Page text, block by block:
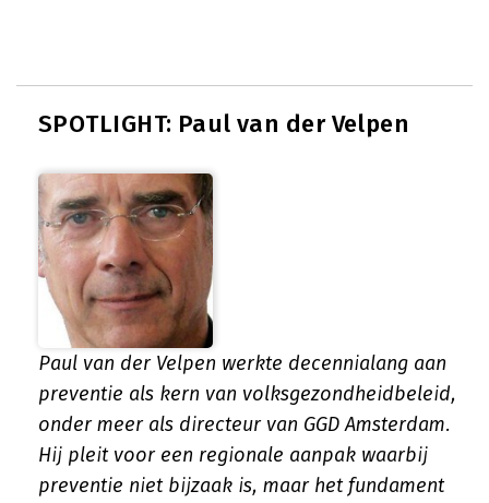
SPOTLIGHT: Paul van der Velpen
Paul van der Velpen werkte decennialang aan
preventie als kern van volksgezondheidbeleid,
onder meer als directeur van GGD Amsterdam.
Hij pleit voor een regionale aanpak waarbij
preventie niet bijzaak is, maar het fundament